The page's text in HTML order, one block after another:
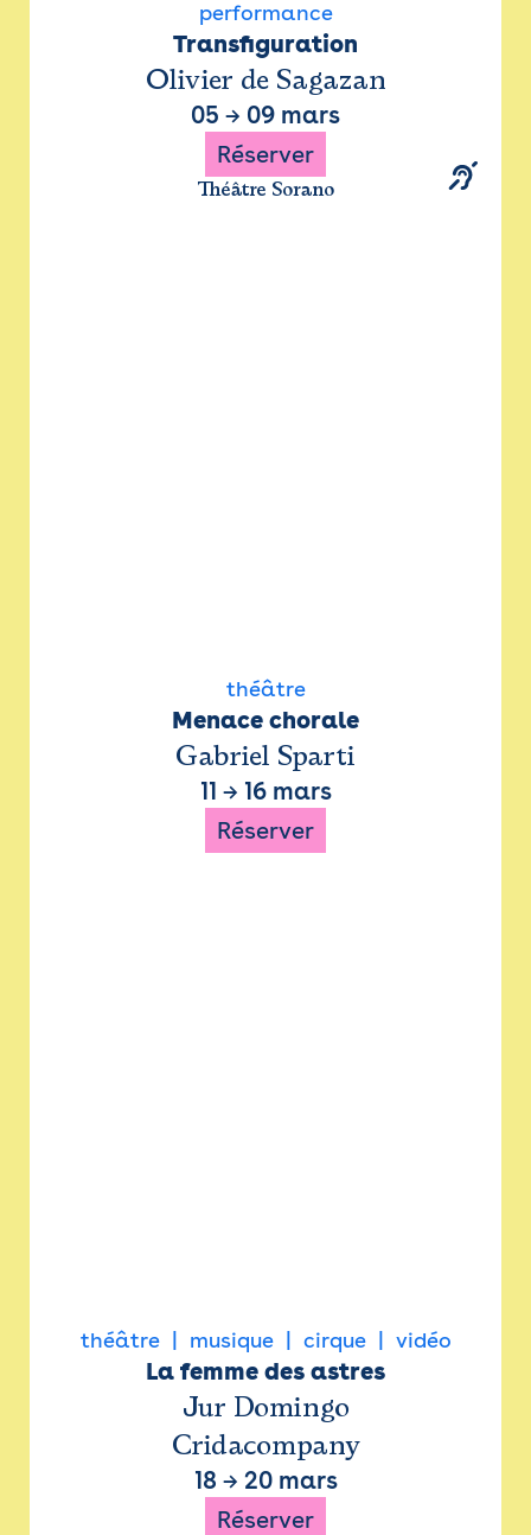
performance
Transfiguration
Olivier de Sagazan
05 → 09 mars
Réserver
Théâtre Sorano
théâtre
Menace chorale
Gabriel Sparti
11 → 16 mars
Réserver
théâtre musique cirque vidéo
La femme des astres
Jur Domingo
Cridacompany
18 → 20 mars
Réserver